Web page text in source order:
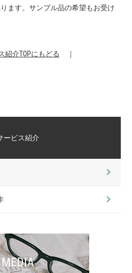
ます。サンプル品の希望もお受け
紹介TOPにもどる ｜
ービス紹介
MEDIA